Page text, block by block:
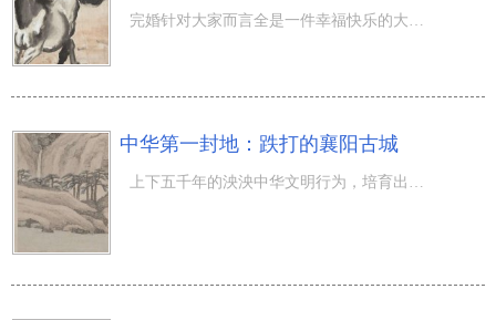
完婚针对大家而言全是一件幸福快乐的大事儿，而准新大家在完婚以前布置婚房拥有 不一样的幸福。但是新房的
中华第一封地：跌打的襄阳古城
上下五千年的泱泱中华文明行为，培育出数也数不尽的文化艺术国粹，宽阔的中华大地上那一座座有悠久的历史而